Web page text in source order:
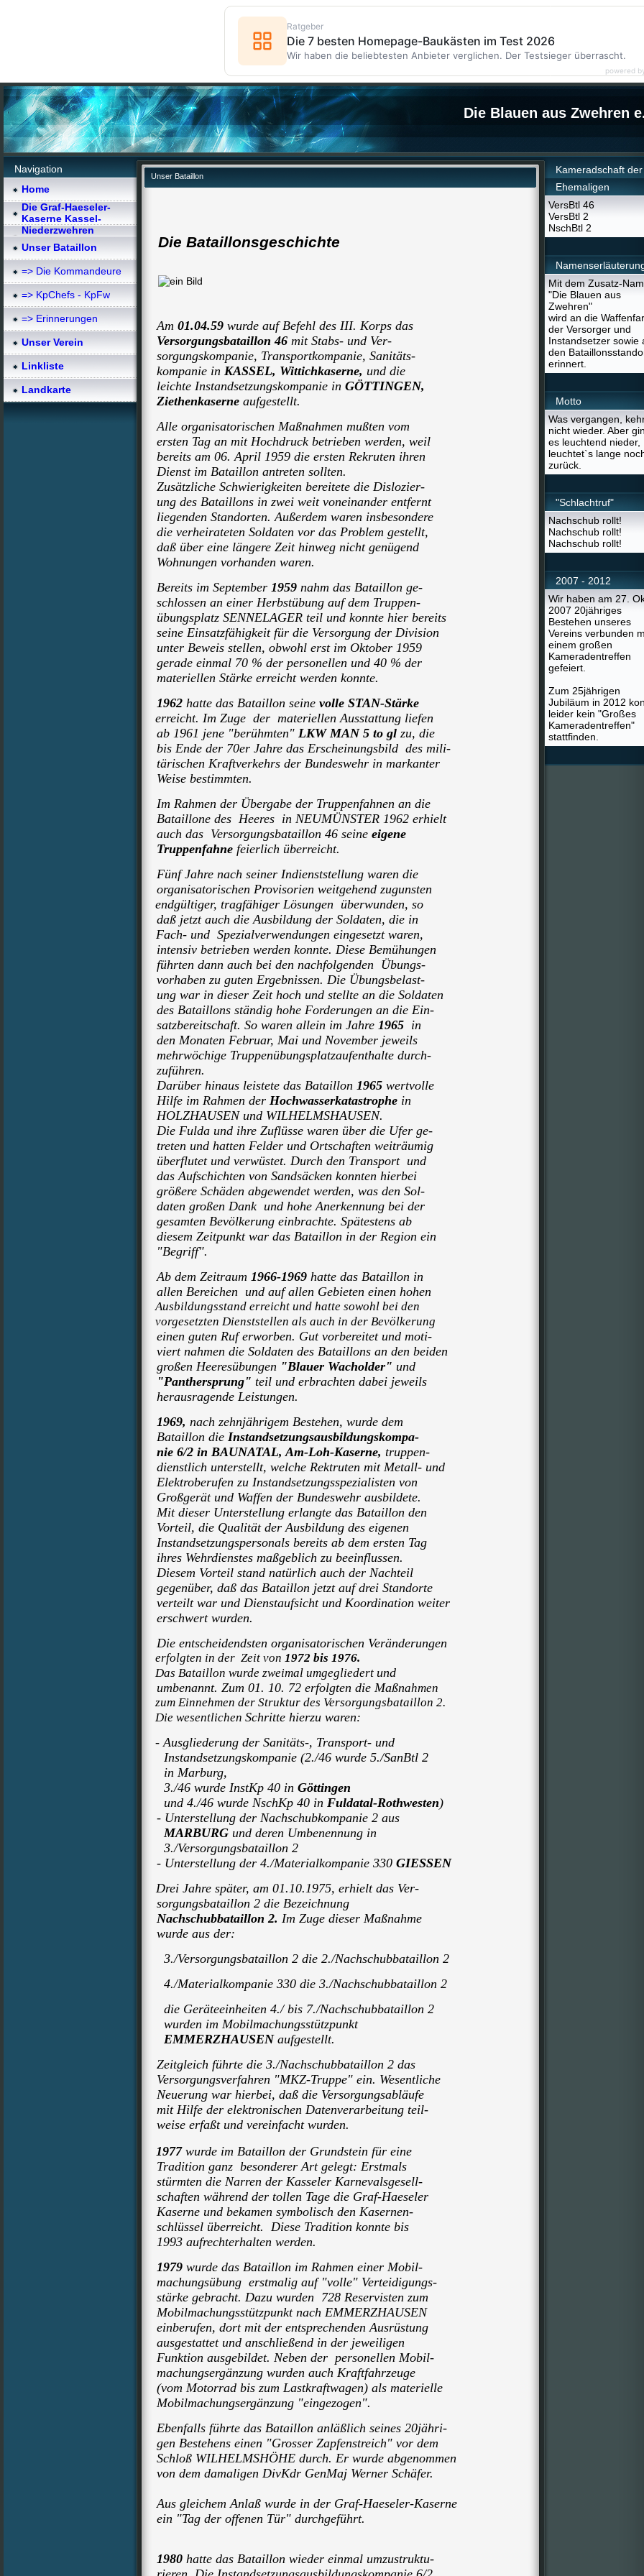
Die Blauen aus Zwehren
Navigation
Home
Die Graf-Haeseler-
Kaserne Kassel-
Niederzwehren
Unser Bataillon
=> Die Kommandeure
=> KpChefs - KpFw
=> Erinnerungen
Unser Verein
Linkliste
Landkarte
Unser Bataillon
Die Bataillonsgeschichte
Am 01.04.59 wurde auf Befehl des III. Korps das
Versorgungsbataillon 46 mit Stabs- und Ver-
sorgungskompanie, Transportkompanie, Sanitäts-
kompanie in KASSEL, Wittichkaserne, und die
leichte Instandsetzungskompanie in GÖTTINGEN,
Ziethenkaserne aufgestellt.
Alle organisatorischen Maßnahmen mußten vom
ersten Tag an mit Hochdruck betrieben werden, weil
bereits am 06. April 1959 die ersten Rekruten ihren
Dienst im Bataillon antreten sollten.
Zusätzliche Schwierigkeiten bereitete die Dislozier-
ung des Bataillons in zwei weit voneinander entfernt
liegenden Standorten. Außerdem waren insbesondere
die verheirateten Soldaten vor das Problem gestellt,
daß über eine längere Zeit hinweg nicht genügend
Wohnungen vorhanden waren.
Bereits im September 1959 nahm das Bataillon ge-
schlossen an einer Herbstübung auf dem Truppen-
übungsplatz SENNELAGER teil und konnte hier bereits
seine Einsatzfähigkeit für die Versorgung der Division
unter Beweis stellen, obwohl erst im Oktober 1959
gerade einmal 70 % der personellen und 40 % der
materiellen Stärke erreicht werden konnte.
1962 hatte das Bataillon seine volle STAN-Stärke
erreicht. Im Zuge der materiellen Ausstattung liefen
ab 1961 jene "berühmten" LKW MAN 5 to gl zu, die
bis Ende der 70er Jahre das Erscheinungsbild des mili-
tärischen Kraftverkehrs der Bundeswehr in markanter
Weise bestimmten.
Im Rahmen der Übergabe der Truppenfahnen an die
Bataillone des Heeres in NEUMÜNSTER 1962 erhielt
auch das Versorgungsbataillon 46 seine eigene
Truppenfahne feierlich überreicht.
Fünf Jahre nach seiner Indienststellung waren die
organisatorischen Provisorien weitgehend zugunsten
endgültiger, tragfähiger Lösungen überwunden, so
daß jetzt auch die Ausbildung der Soldaten, die in
Fach- und Spezialverwendungen eingesetzt waren,
intensiv betrieben werden konnte. Diese Bemühungen
führten dann auch bei den nachfolgenden Übungs-
vorhaben zu guten Ergebnissen. Die Übungsbelast-
ung war in dieser Zeit hoch und stellte an die Soldaten
des Bataillons ständig hohe Forderungen an die Ein-
satzbereitschaft. So waren allein im Jahre 1965 in
den Monaten Februar, Mai und November jeweils
mehrwöchige Truppenübungsplatzaufenthalte durch-
zuführen.
Darüber hinaus leistete das Bataillon 1965 wertvolle
Hilfe im Rahmen der Hochwasserkatastrophe in
HOLZHAUSEN und WILHELMSHAUSEN.
Die Fulda und ihre Zuflüsse waren über die Ufer ge-
treten und hatten Felder und Ortschaften weiträumig
überflutet und verwüstet. Durch den Transport und
das Aufschichten von Sandsäcken konnten hierbei
größere Schäden abgewendet werden, was den Sol-
daten großen Dank und hohe Anerkennung bei der
gesamten Bevölkerung einbrachte. Spätestens ab
diesem Zeitpunkt war das Bataillon in der Region ein
"Begriff".
Ab dem Zeitraum 1966-1969 hatte das Bataillon in
allen Bereichen und auf allen Gebieten einen hohen
Ausbildungsstand erreicht und hatte sowohl bei den
vorgesetzten Dienststellen als auch in der Bevölkerung
einen guten Ruf erworben. Gut vorbereitet und moti-
viert nahmen die Soldaten des Bataillons an den beiden
großen Heeresübungen "Blauer Wacholder" und
"Panthersprung" teil und erbrachten dabei jeweils
herausragende Leistungen.
1969, nach zehnjährigem Bestehen, wurde dem
Bataillon die Instandsetzungsausbildungskompa-
nie 6/2 in BAUNATAL, Am-Loh-Kaserne, truppen-
dienstlich unterstellt, welche Rektruten mit Metall- und
Elektroberufen zu Instandsetzungsspezialisten von
Großgerät und Waffen der Bundeswehr ausbildete.
Mit dieser Unterstellung erlangte das Bataillon den
Vorteil, die Qualität der Ausbildung des eigenen
Instandsetzungspersonals bereits ab dem ersten Tag
ihres Wehrdienstes maßgeblich zu beeinflussen.
Diesem Vorteil stand natürlich auch der Nachteil
gegenüber, daß das Bataillon jetzt auf drei Standorte
verteilt war und Dienstaufsicht und Koordination weiter
erschwert wurden.
Die entscheidendsten organisatorischen Veränderungen
erfolgten in der Zeit von 1972 bis 1976.
Das Bataillon wurde zweimal umgegliedert und
umbenannt. Zum 01. 10. 72 erfolgten die Maßnahmen
zum Einnehmen der Struktur des Versorgungsbataillon 2.
Die wesentlichen Schritte hierzu waren:
- Ausgliederung der Sanitäts-, Transport- und
Instandsetzungskompanie (2./46 wurde 5./SanBtl 2
in Marburg,
3./46 wurde InstKp 40 in Göttingen
und 4./46 wurde NschKp 40 in Fuldatal-Rothwesten)
- Unterstellung der Nachschubkompanie 2 aus
MARBURG und deren Umbenennung in
3./Versorgungsbataillon 2
- Unterstellung der 4./Materialkompanie 330 GIESSEN
Drei Jahre später, am 01.10.1975, erhielt das Ver-
sorgungsbataillon 2 die Bezeichnung
Nachschubbataillon 2. Im Zuge dieser Maßnahme
wurde aus der:
3./Versorgungsbataillon 2 die 2./Nachschubbataillon 2
4./Materialkompanie 330 die 3./Nachschubbataillon 2
die Geräteeinheiten 4./ bis 7./Nachschubbataillon 2
wurden im Mobilmachungsstützpunkt
EMMERZHAUSENaufgestellt.
Zeitgleich führte die 3./Nachschubbataillon 2 das
Versorgungsverfahren "MKZ-Truppe" ein. Wesentliche
Neuerung war hierbei, daß die Versorgungsabläufe
mit Hilfe der elektronischen Datenverarbeitung teil-
weise erfaßt und vereinfacht wurden.
1977wurde im Bataillon der Grundstein für eine
Tradition ganz besonderer Art gelegt: Erstmals
stürmten die Narren der Kasseler Karnevalsgesell-
schaften während der tollen Tage die Graf-Haeseler
Kaserne und bekamen symbolisch den Kasernen-
schlüssel überreicht. Diese Tradition konnte bis
1993 aufrechterhalten werden.
1979 wurde das Bataillon im Rahmen einer Mobil-
machungsübung erstmalig auf "volle" Verteidigungs-
stärke gebracht. Dazu wurden 728 Reservisten zum
Mobilmachungsstützpunkt nach EMMERZHAUSEN
einberufen, dort mit der entsprechenden Ausrüstung
ausgestattet und anschließend in der jeweiligen
Funktion ausgebildet. Neben der personellen Mobil-
machungsergänzung wurden auch Kraftfahrzeuge
(vom Motorrad bis zum Lastkraftwagen) als materielle
Mobilmachungsergänzung "eingezogen".
Ebenfalls führte das Bataillon anläßlich seines 20jähri-
gen Bestehens einen "Grosser Zapfenstreich" vor dem
Schloß WILHELMSHÖHE durch. Er wurde abgenommen
von dem damaligen DivKdr GenMaj Werner Schäfer.
Aus gleichem Anlaß wurde in der Graf-Haeseler-Kaserne
ein "Tag der offenen Tür" durchgeführt.
1980 hatte das Bataillon wieder einmal umzustruktu-
Kameradschaft der
Ehemaligen
VersBtl 46
VersBtl 2
NschBtl 2
Mit dem Zusatz-
"Die Blauen aus
Zwehren"
wird an die
der Versorger und
Instandsetzer sowie
den
erinnert.
Motto
Was vergangen,
nicht wieder. Aber
es leuchtend nieder,
leuchtet`s lange
zurück.
"Schlachtruf"
Nachschub rollt!
Nachschub rollt!
Nachschub rollt!
2007 - 2012
Wir haben am 27.
2007 20jähriges
Bestehen unseres
Vereins verbunden
einem großen
Kameradentreffen
gefeiert.
Zum 25jährigen
Jubiläum in 2012
leider kein "Großes
Kameradentreffen"
stattfinden.
Ratgeber
Die 7 besten Homepage-Baukästen im Test 2026
Wir haben die beliebtesten Anbieter verglichen. Der Testsieger überrascht.
powered